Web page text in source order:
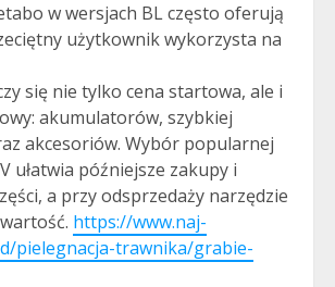
w wersjach BL często oferują
użytkownik wykorzysta na
się nie tylko cena startowa, ale i
akumulatorów, szybkiej
akcesoriów. Wybór popularnej
ułatwia późniejsze zakupy i
a przy odsprzedaży narzędzie
https://www.naj-
pielegnacja-trawnika/grabie-